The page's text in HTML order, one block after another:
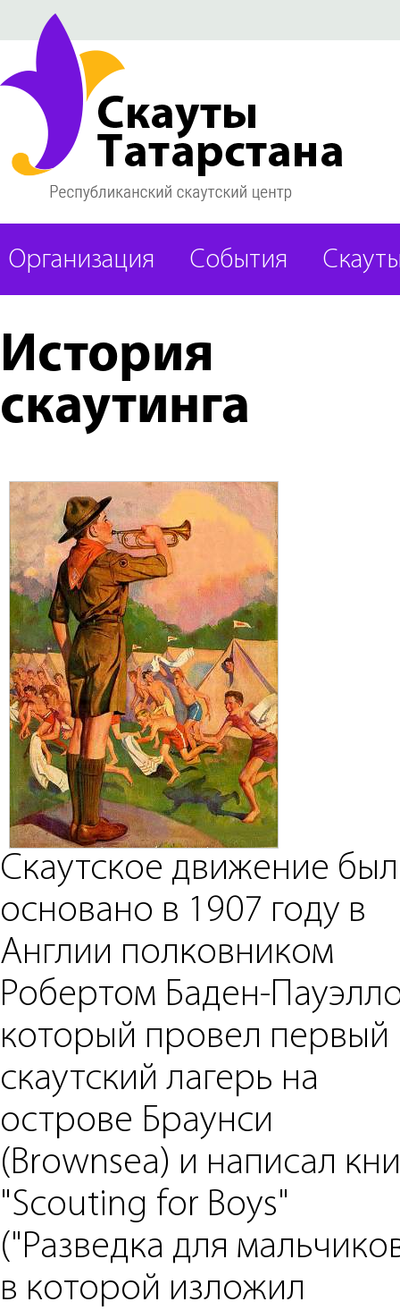
Организация События
История
скаутинга
Скаутское движение
основано в 1907 году в
Англии полковником
Робертом Баден-
который провел первый
скаутский лагерь на
острове Браунси
(Brownsea) и написал
"Scouting for Boys"
("Разведка для
в которой изложил